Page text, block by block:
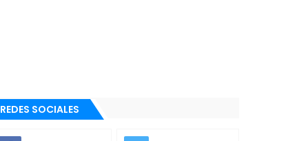
REDES SOCIALES